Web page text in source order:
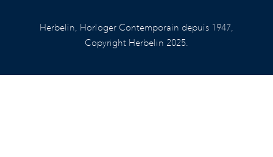
Herbelin, Horloger Contemporain depuis 1947,
Copyright Herbelin 2025.